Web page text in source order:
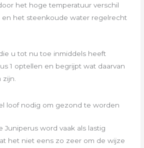
het hoge temperatuur verschil
en het steenkoude water regelrecht
u tot nu toe inmiddels heeft
1 optellen en begrijpt wat daarvan
loof nodig om gezond te worden
Juniperus word vaak als lastig
het niet eens zo zeer om de wijze